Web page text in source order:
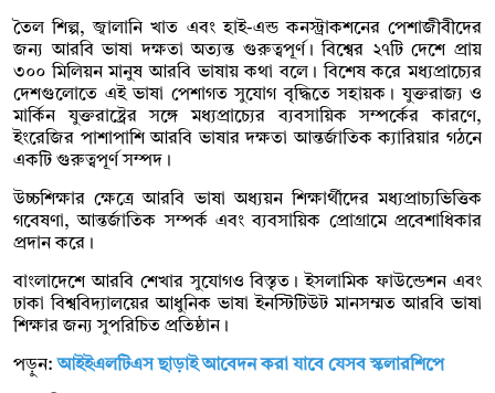
তৈল শিল্প, জ্বালানি খাত এবং হাই-এন্ড কনস্ট্রাকশনের পেশাজীবীদের
জন্য আরবি ভাষা দক্ষতা অত্যন্ত গুরুত্বপূর্ণ। বিশ্বের ২৭টি দেশে প্রায়
৩০০ মিলিয়ন মানুষ আরবি ভাষায় কথা বলে। বিশেষ করে মধ্যপ্রাচ্যের
দেশগুলোতে এই ভাষা পেশাগত সুযোগ বৃদ্ধিতে সহায়ক। যুক্তরাজ্য ও
মার্কিন যুক্তরাষ্ট্রের সঙ্গে মধ্যপ্রাচ্যের ব্যবসায়িক সম্পর্কের কারণে,
ইংরেজির পাশাপাশি আরবি ভাষার দক্ষতা আন্তর্জাতিক ক্যারিয়ার গঠনে
একটি গুরুত্বপূর্ণ সম্পদ।
উচ্চশিক্ষার ক্ষেত্রে আরবি ভাষা অধ্যয়ন শিক্ষার্থীদের মধ্যপ্রাচ্যভিত্তিক
গবেষণা, আন্তর্জাতিক সম্পর্ক এবং ব্যবসায়িক প্রোগ্রামে প্রবেশাধিকার
প্রদান করে।
বাংলাদেশে আরবি শেখার সুযোগও বিস্তৃত। ইসলামিক ফাউন্ডেশন এবং
ঢাকা বিশ্ববিদ্যালয়ের আধুনিক ভাষা ইনস্টিটিউট মানসম্মত আরবি ভাষা
শিক্ষার জন্য সুপরিচিত প্রতিষ্ঠান।
পড়ুন:আইইএলটিএস ছাড়াই আবেদন করা যাবে যেসব স্কলারশিপে